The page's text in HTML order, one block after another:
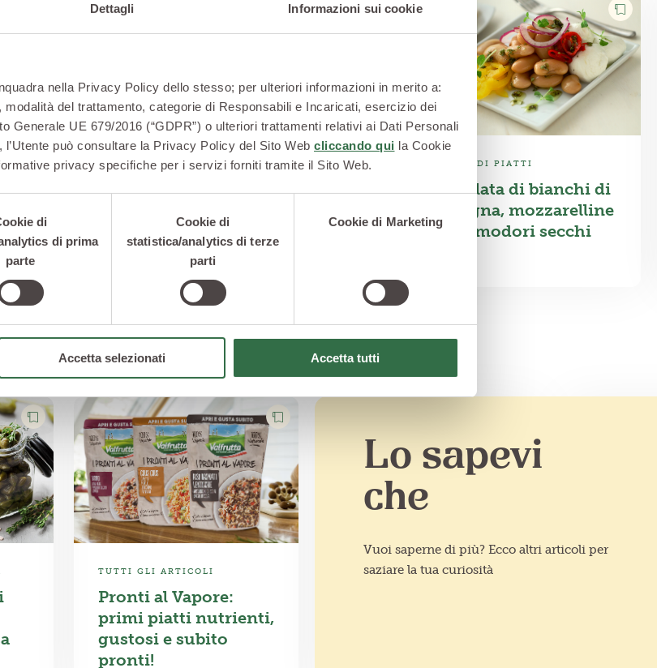
Dettagli Informazioni sui cookie
nella Privacy Policy dello stesso; per ulteriori informazioni in merito a:
del trattamento, categorie di Responsabili e Incaricati, esercizio dei
Generale UE 679/2016 (“GDPR”) o ulteriori trattamenti relativi ai Dati Personali
può consultare la Privacy Policy del Sito Web cliccando qui la Cookie
privacy specifiche per i servizi forniti tramite il Sito Web.
di
di prima
parte
Cookie di
statistica/analytics di terze
parti
Cookie di Marketing
Accetta selezionati Accetta tutti
di lattuga con
secchi
e acciughe
CONTORNI
Borlotti in gremolata
SECONDI PIATTI
Insalata di bianchi di
Spagna, mozzarelline
e pomodori secchi
Lo sapevi
che
Vuoi saperne di più? Ecco altri articoli per
saziare la tua curiosità
TUTTI GLI ARTICOLI
Pronti al Vapore:
primi piatti nutrienti,
gustosi e subito
pronti!
PARLIAMO DI INGREDIENTI